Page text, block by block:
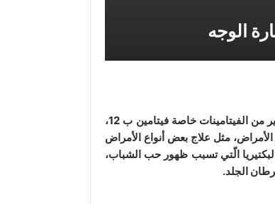
الوجه
تستخدم الخميرة للحفاظ على جمال البشرة وصحتها، وذلك لاحتوائها على الكثير من الفيتامينات خاصة فيتامين ب 12،
مثل علاج بعض أنواع الأمراض
الّتي تسبب ظهور حب الشباب،
الجلد.